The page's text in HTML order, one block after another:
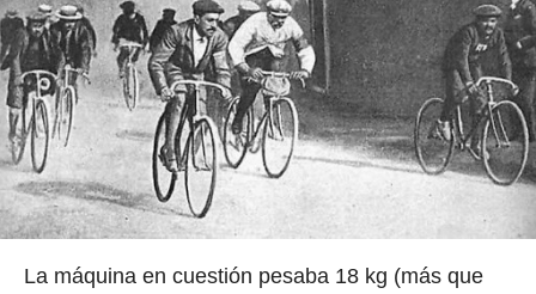
La máquina en cuestión pesaba 18 kg (más que